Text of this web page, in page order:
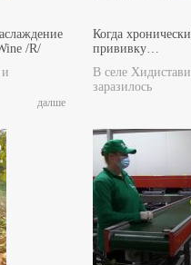
/R/
и
далше
Когда
прививку…
В селе
заразилось